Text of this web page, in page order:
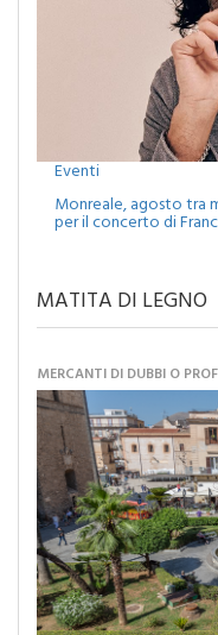
Eventi
Monreale, agosto tra
per il concerto di
MATITA DI LEGNO
MERCANTI DI DUBBI O